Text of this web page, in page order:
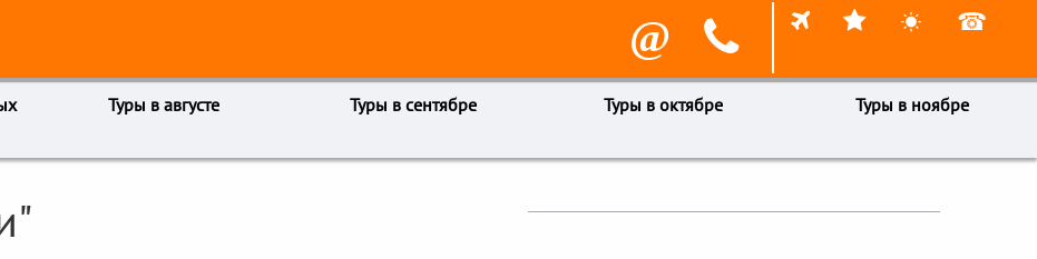
@     ☎
Туры в августе Туры в сентябре Туры в октябре Туры в ноябре